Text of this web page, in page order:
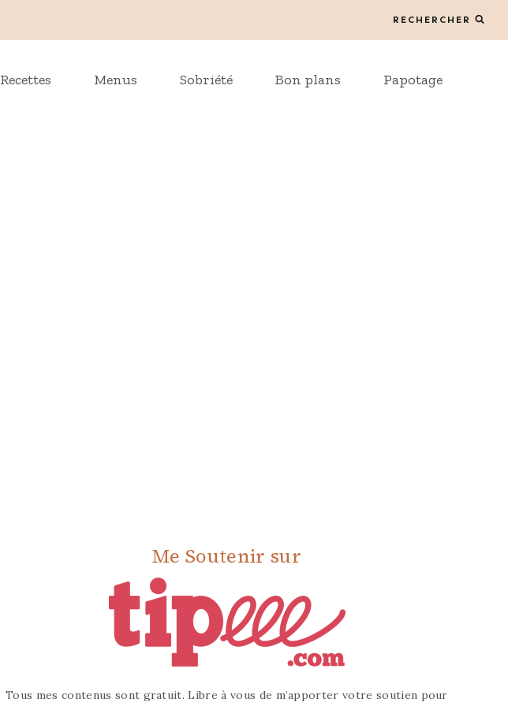
RECHERCHER
Recettes Menus Sobriété Bon plans Papotage
Me Soutenir sur
Tous mes contenus sont gratuit. Libre à vous de m’apporter votre soutien pour